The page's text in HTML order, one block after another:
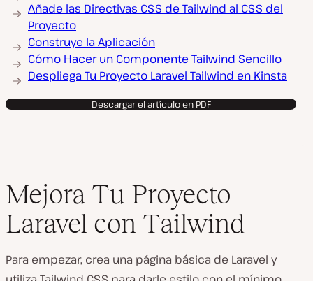
Añade las Directivas CSS de Tailwind al CSS del
Proyecto
Construye la Aplicación
Cómo Hacer un Componente Tailwind Sencillo
Despliega Tu Proyecto Laravel Tailwind en Kinsta
Descargar el artículo en PDF
Mejora Tu Proyecto
Laravel con Tailwind
Para empezar, crea una página básica de Laravel y